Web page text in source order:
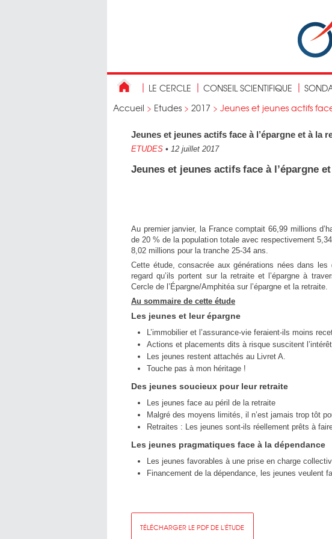
LE CERCLE CONSEIL SCIENTIFIQUE
Accueil > Etudes > 2017 > Jeunes et jeunes actifs
Jeunes et jeunes actifs face à l’épargne et à la
ETUDES • 12 juillet 2017
Jeunes et jeunes actifs face à l’épargne
Au premier janvier, la France comptait 66,99 millions
de 20 % de la population totale avec respectivement
8,02 millions pour la tranche 25-34 ans.
Cette étude, consacrée aux générations nées dans
regard qu’ils portent sur la retraite et l’épargne à
Cercle de l’Épargne/Amphitéa sur l’épargne et la retraite.
Au sommaire de cette étude
Les jeunes et leur épargne
L’immobilier et l’assurance-vie feraient-ils moins
Actions et placements dits à risque suscitent
Les jeunes restent attachés au Livret A.
Touche pas à mon héritage !
Des jeunes soucieux pour leur retraite
Les jeunes face au péril de la retraite
Malgré des moyens limités, il n’est jamais trop tôt
Retraites : Les jeunes sont-ils réellement prêts à
Les jeunes pragmatiques face à la dépendance
Les jeunes favorables à une prise en charge
Financement de la dépendance, les jeunes veulent
TÉLÉCHARGER LE PDF DE L'ÉTUDE